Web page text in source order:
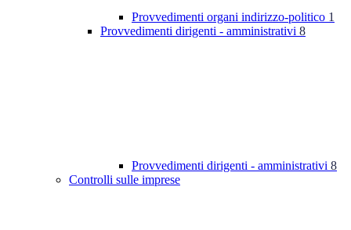
Provvedimenti organi indirizzo-politico 1
Provvedimenti dirigenti - amministrativi 8
Provvedimenti dirigenti - amministrativi 8
Controlli sulle imprese